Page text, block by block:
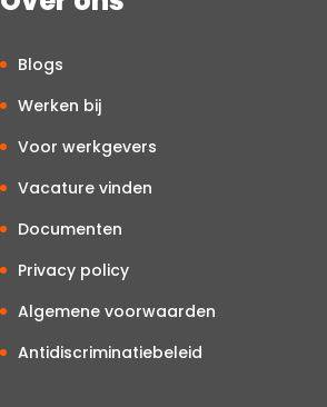
Blogs
Werken bij
Voor werkgevers
Vacature vinden
Documenten
Privacy policy
Algemene voorwaarden
Antidiscriminatiebeleid